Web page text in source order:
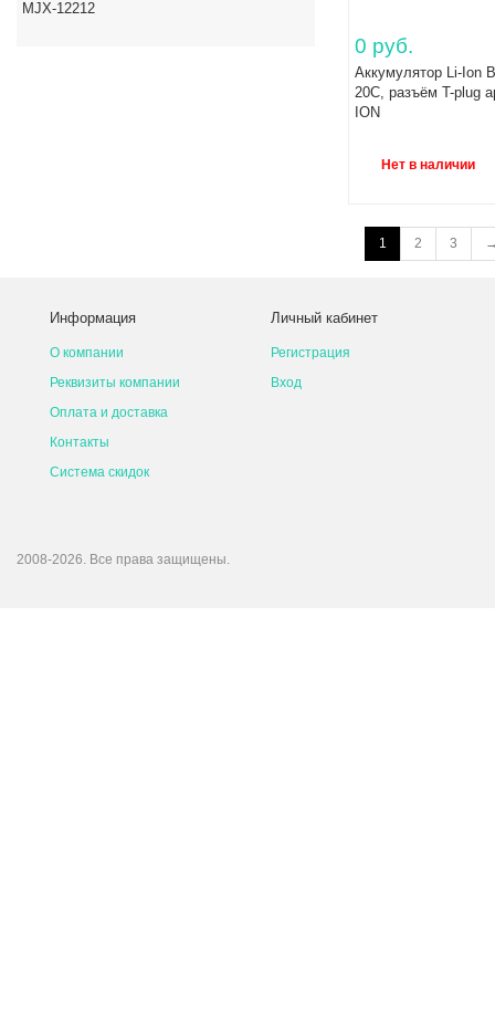
MJX-12212
0 руб.
Аккумулятор Li-Ion
20C, разъём T-plug
ION
Нет в наличии
1 2 3
Информация
О компании
Реквизиты компании
Оплата и доставка
Контакты
Система скидок
Личный кабинет
Регистрация
Вход
2008-2026. Все права защищены.